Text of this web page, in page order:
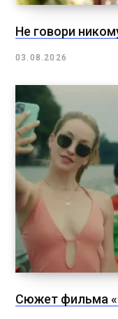
Не говори
03.08.2026
Сюжет фильма